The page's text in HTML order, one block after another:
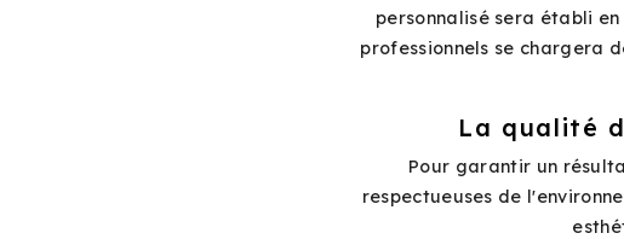
personnalisé sera établi
professionnels se chargera
La qualité
Pour garantir un
respectueuses de